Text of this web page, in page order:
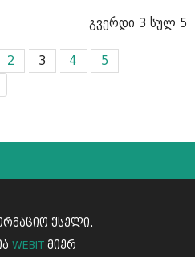
გვერდი 3 სულ 5
2 3 4
5
ქსელი.
WEBIT მიერ